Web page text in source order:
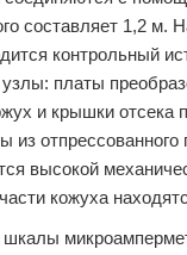
составляет 1,2 м.
контрольный
платы
и крышки отсека
из отпрессованного
высокой
кожуха
шкалы